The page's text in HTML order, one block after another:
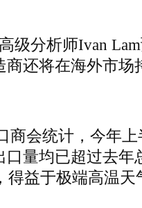
高级分析师Ivan
还将在海外市场
商会统计，今年
量均已超过去年
得益于极端高温